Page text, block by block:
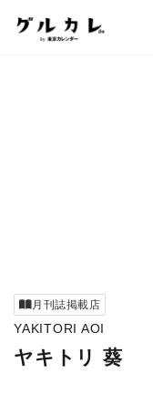
月刊誌掲載店
YAKITORI AOI
ヤキトリ 葵